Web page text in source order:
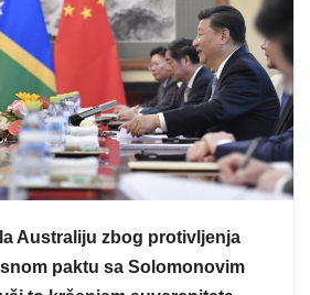
Australiju zbog protivljenja
paktu sa Solomonovim